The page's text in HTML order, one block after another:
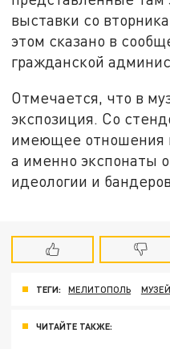
выставки со
этом сказано в
гражданской
Отмечается, что в
экспозиция. Со
имеющее отношения
а именно экспонаты
идеологии и
ТЕГИ: МЕЛИТОПОЛЬ МУЗЕЙ
ЧИТАЙТЕ ТАКЖЕ: